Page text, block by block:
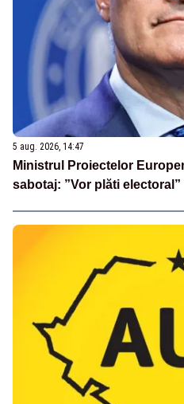
5 aug. 2026, 14:47
Ministrul Proiectelor
sabotaj: ”Vor plăti electoral”